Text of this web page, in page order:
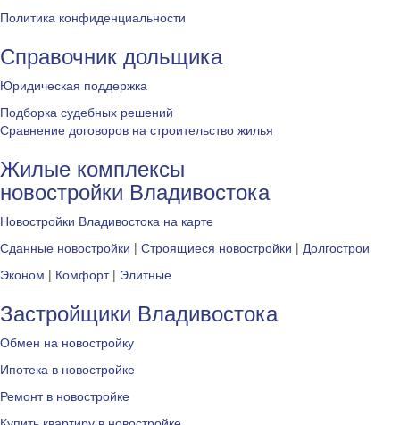
Политика конфиденциальности
Справочник дольщика
Юридическая поддержка
Подборка судебных решений
Сравнение договоров на строительство жилья
Жилые комплексы
новостройки Владивостока
Новостройки Владивостока на карте
Сданные новостройки | Строящиеся новостройки | Долгострои
Эконом | Комфорт| Элитные
Застройщики Владивостока
Обмен на новостройку
Ипотека в новостройке
Ремонт в новостройке